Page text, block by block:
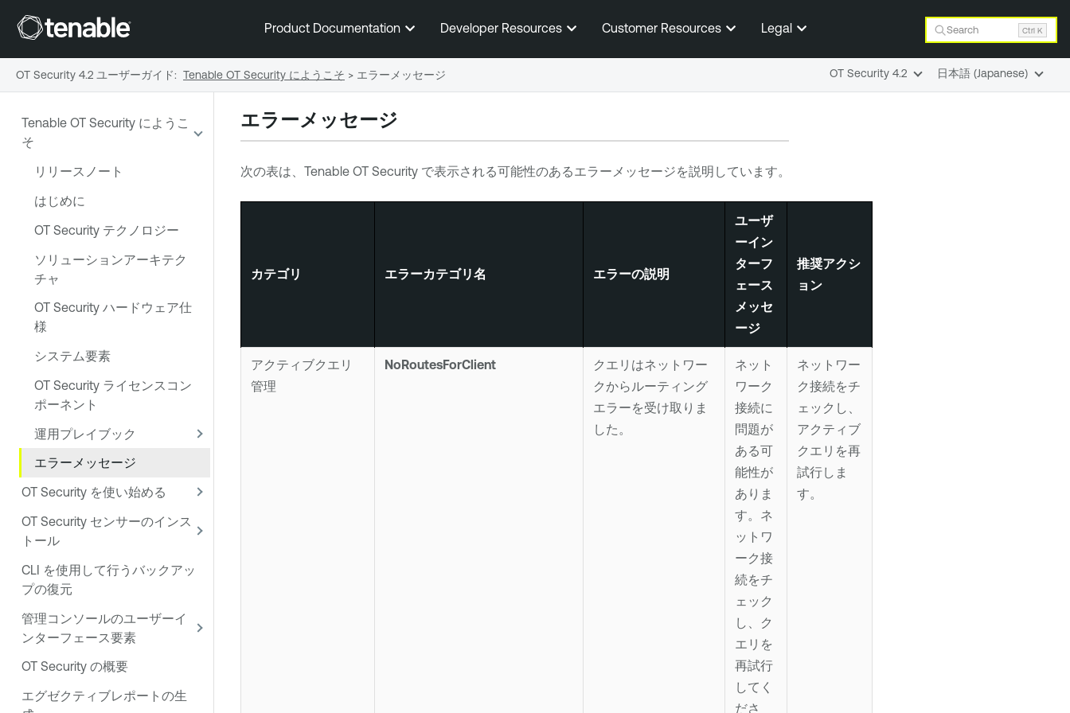
メインコンテンツに移動する
Product Documentation Developer Resources Customer Resources Legal Search Ctrl K
Tenable OT Security にようこ
そ
リリースノート
はじめに
OT Security テクノロジー
ソリューションアーキテク
チャ
OT Security ハードウェア仕
様
システム要素
OT Security ライセンスコン
ポーネント
運用プレイブック
エラーメッセージ
OT Security を使い始める
OT Security センサーのインス
トール
CLI を使用して行うバックアッ
プの復元
管理コンソールのユーザーイ
ンターフェース要素
OT Security の概要
エグゼクティブレポートの生
エラーメッセージ
次の表は、 Tenable OT Securityで表示される可能性のあるエラーメッセージを説明しています。
カテゴリ エラーカテゴリ名 エラーの説明
ユーザ
ーイン
ターフ
ェース
メッセ
ージ
推奨アクシ
ョン
アクティブクエリ
管理
NoRoutesForClient
クエリはネットワー
クからルーティング
エラーを受け取りま
した。
ネット
ワーク
接続に
問題が
ある可
能性が
ありま
す。ネ
ットワ
ーク接
続をチ
ェック
し、ク
エリを
再試行
してく
ださ
ネットワー
ク接続をチ
ェックし、
アクティブ
クエリを再
試行しま
す。
OT Security 4.2 ユーザーガイド: Tenable OT Security にようこそ > エラーメッセージ OT Security 4.2 日本語 (Japanese)